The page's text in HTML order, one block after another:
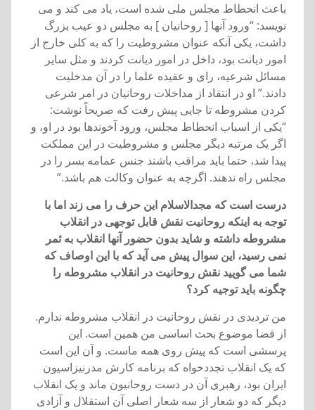
باعث انحطاط مجلس ملی شده است، ياد می کند و می
نويسد: “ورود آنها [ روحانيان ] به مجلس دو عيب بزرگ
داشت، يکی آنکه عنوان مشروطيت را که به کلی خارج از
امور ديانت بود، داخل در امور ديانت کردند و مثل ساير
مسائل شرعيه، رای و عقيده علما را در آن مدخليت
دادند.” او در انتقاد از مداخلات روحانيان در امر شرعی
کردن مشروطه تا جايی پيش رفت که صريحاً نوشت:
“يکی از اسباب انحطاط مجلس، ورود آخوندها بود در او، و
اگر يک مرتبه ديگر مجلس و مشروطيت در اين مملکت
پيدا شد، حتما بايد مراقب باشند جنس عمامه بسر را در
مجلس راه ندهند. اگرچه به عنوان وکالت هم باشد.”
درست است که مجدالاسلام اين حرف را می زند اما با
توجه به اينکه روحانيت نقش قابل توجهی در انقلاب
مشروطه داشته و شايد بدون حضور آنها انقلاب به ثمر
نمی رسيد، اين سوال پيش می آيد که با اين اوصاف که
شما می گوييد نقش روحانيت در انقلاب مشروطه را
چگونه بايد توجيه کرد؟
من ترديدی در نقش روحانيت در انقلاب مشروطه ندارم.
از قضا موضوع بحث اساسی من همين است. اين
پرسشی است که پيش روی همه ماست. و آن اين است
که يک انقلاب تجددخواه که برنامه کارش مدرنيزاسيون
ايران بود، رهبری آن در دست روحانيون ماند و يک انقلاب
ديگر که دو شعار از سه شعار اصلی آن استقلال و آزادی